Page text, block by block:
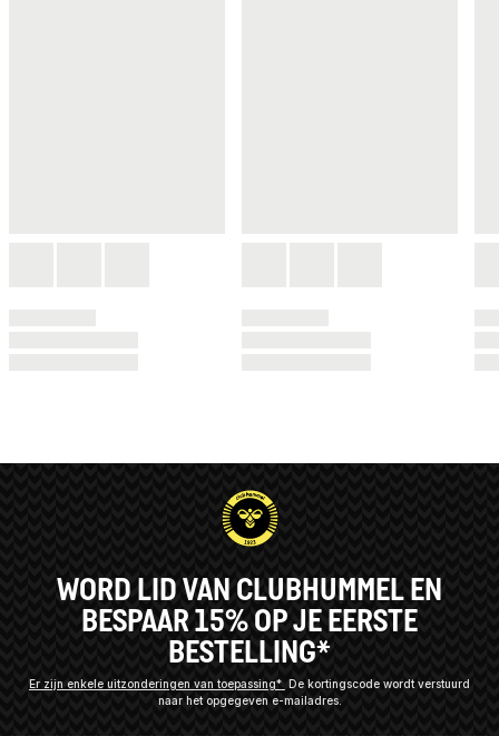
WORD LID VAN CLUBHUMMEL EN
BESPAAR 15% OP JE EERSTE
BESTELLING*
Er zijn enkele uitzonderingen van toepassing*
De kortingscode wordt verstuurd
naar het opgegeven e-mailadres.